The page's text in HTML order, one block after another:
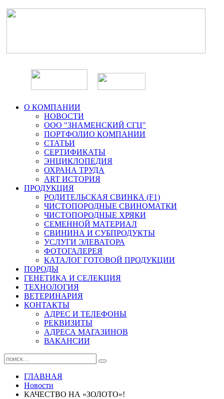
О КОМПАНИИ
НОВОСТИ
ООО "ЗНАМЕНСКИЙ СГЦ"
ПОРТФОЛИО КОМПАНИИ
СТАТЬИ
СЕРТИФИКАТЫ
ЭНЦИКЛОПЕДИЯ
ОХРАНА ТРУДА
ART ИСТОРИЯ
ПРОДУКЦИЯ
РОДИТЕЛЬСКАЯ СВИНКА (F1)
ЧИСТОПОРОДНЫЕ СВИНОМАТКИ
ЧИСТОПОРОДНЫЕ ХРЯКИ
СЕМЕННОЙ МАТЕРИАЛ
СВИНИНА И СУБПРОДУКТЫ
УСЛУГИ ЭЛЕВАТОРА
ФОТОГАЛЕРЕЯ
КАТАЛОГ ГОТОВОЙ ПРОДУКЦИИ
ПОРОДЫ
ГЕНЕТИКА И СЕЛЕКЦИЯ
ТЕХНОЛОГИЯ
ВЕТЕРИНАРИЯ
КОНТАКТЫ
АДРЕС И ТЕЛЕФОНЫ
РЕКВИЗИТЫ
АДРЕСА МАГАЗИНОВ
ВАКАНСИИ
ГЛАВНАЯ
Новости
КАЧЕСТВО НА «ЗОЛОТО»!